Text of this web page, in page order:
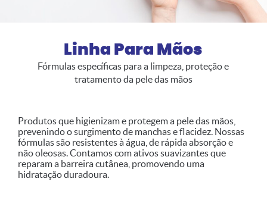
Linha Para Mãos
Fórmulas específicas para a limpeza, proteção e
tratamento da pele das mãos
Produtos que higienizam e protegem a pele das mãos,
prevenindo o surgimento de manchas e flacidez. Nossas
fórmulas são resistentes à água, de rápida absorção e
não oleosas. Contamos com ativos suavizantes que
reparam a barreira cutânea, promovendo uma
hidratação duradoura.